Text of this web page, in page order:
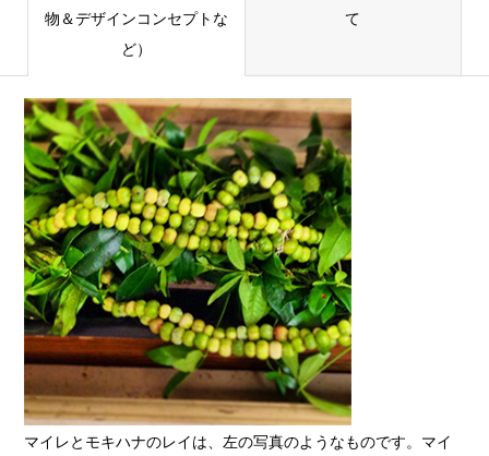
物＆デザインコンセプトな
ど）
て
マイレとモキハナのレイは、左の写真のようなものです。マイ